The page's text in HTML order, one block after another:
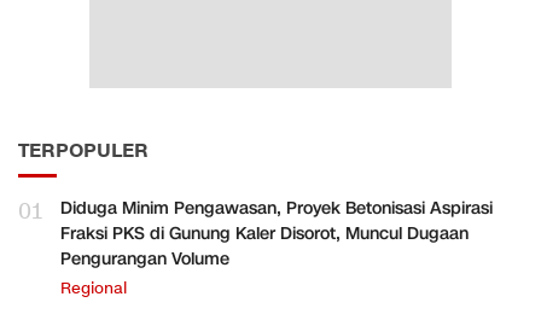
TERPOPULER
01
Diduga Minim Pengawasan, Proyek Betonisasi Aspirasi
Fraksi PKS di Gunung Kaler Disorot, Muncul Dugaan
Pengurangan Volume
Regional